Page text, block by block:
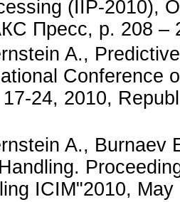
(IIP-2010),
Пресс, p. 208 –
A.,
Conference
17-24, 2010,
A., Burnaev
ICIM"2010,